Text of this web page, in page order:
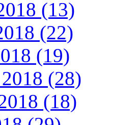
(13)
(22)
(19)
2018 (28)
(18)